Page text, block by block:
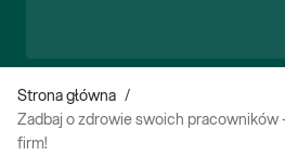
Strona główna /
Zadbaj o zdrowie swoich pracowników
firm!